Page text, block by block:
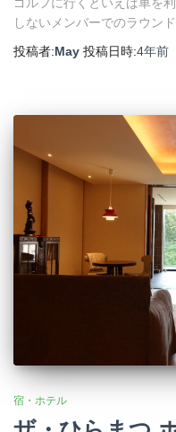
ゴルフに行くといえば車を
しないメンバーでのラウン
投稿者:May 投稿日時:4年前
宿・ホテル